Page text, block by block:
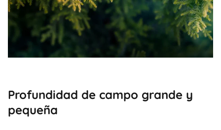
Profundidad de campo grande y
pequeña